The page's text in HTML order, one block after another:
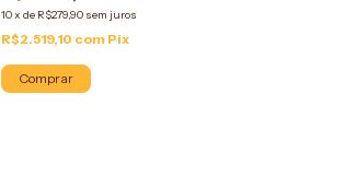
10x de R$279,90 sem juros
R$2.519,10 com Pix
Comprar